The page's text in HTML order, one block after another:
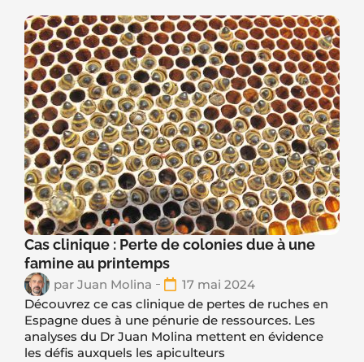
Cas clinique : Perte de colonies due à une
famine au printemps
par Juan Molina
17 mai 2024
Découvrez ce cas clinique de pertes de ruches en
Espagne dues à une pénurie de ressources. Les
analyses du Dr Juan Molina mettent en évidence
les défis auxquels les apiculteurs